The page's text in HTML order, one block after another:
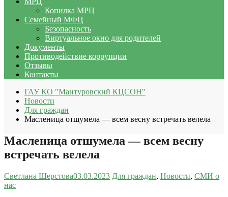
Копилка МРЦ
Семейный МФЦ
Безопасность
Виртуальное окно для родителей
Документы
Противодействие коррупции
Отзывы
Контакты
ГАУ КО "Мантуровский КЦСОН"
Новости
Для граждан
Масленица отшумела — всем весну встречать велела
Масленица отшумела — всем весну
встречать велела
Светлана Шерстова03.03.2023 Для граждан, Новости, СМИ о
нас